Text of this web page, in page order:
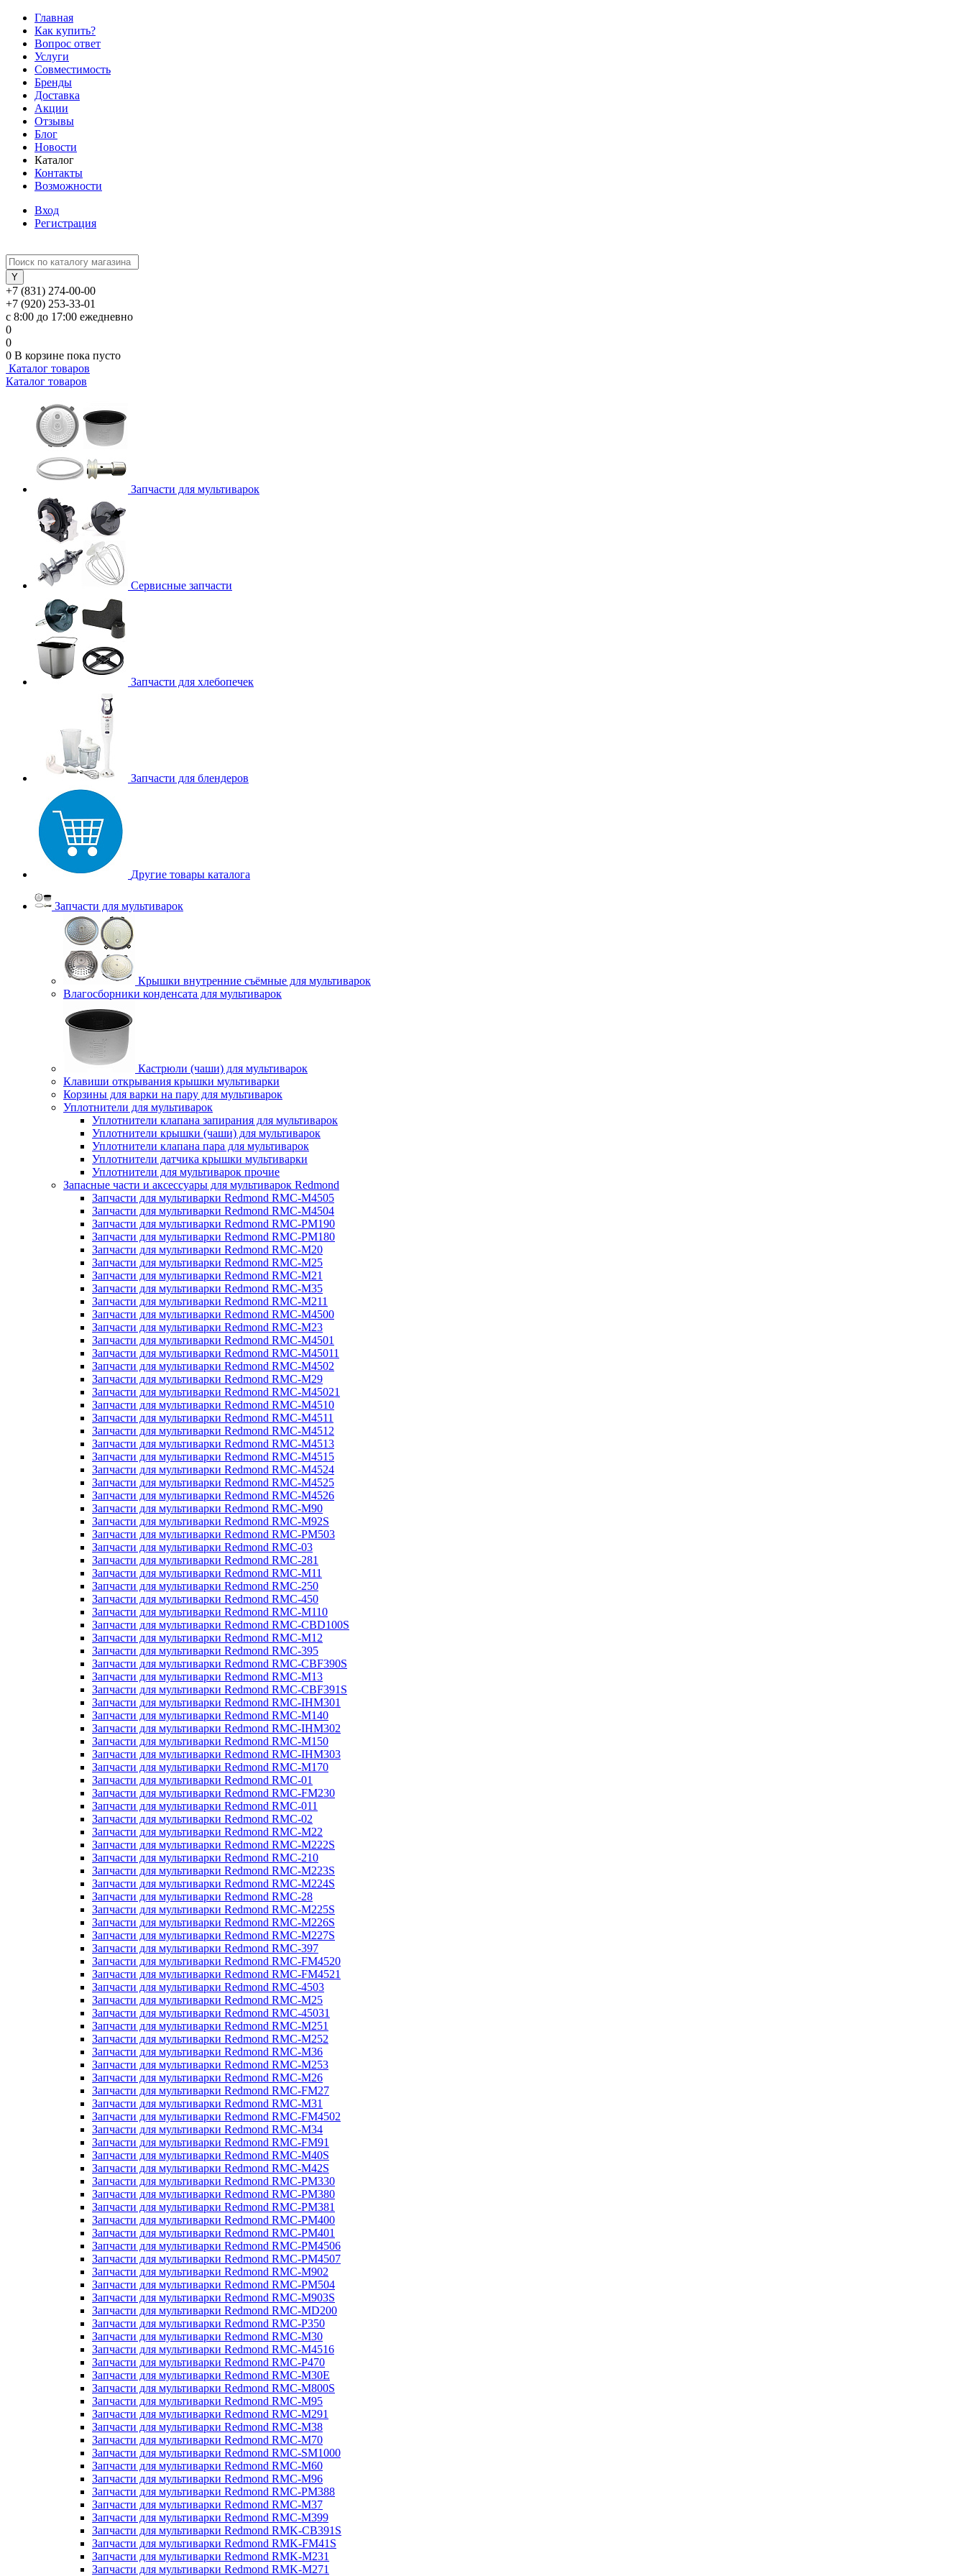
Главная
Как купить?
Вопрос ответ
Услуги
Совместимость
Бренды
Доставка
Акции
Отзывы
Блог
Новости
Каталог
Контакты
Возможности
Вход
Регистрация
+7 (831) 274-00-00
+7 (920) 253-33-01
с 8:00 до 17:00 ежедневно
0
0
0 В корзине пока пусто
Каталог товаров
Каталог товаров
Запчасти для мультиварок
Сервисные запчасти
Запчасти для хлебопечек
Запчасти для блендеров
Другие товары каталога
Запчасти для мультиварок
Крышки внутренние съёмные для мультиварок
Влагосборники конденсата для мультиварок
Кастрюли (чаши) для мультиварок
Клавиши открывания крышки мультиварки
Корзины для варки на пару для мультиварок
Уплотнители для мультиварок
Уплотнители клапана запирания для мультиварок
Уплотнители крышки (чаши) для мультиварок
Уплотнители клапана пара для мультиварок
Уплотнители датчика крышки мультиварки
Уплотнители для мультиварок прочие
Запасные части и аксессуары для мультиварок Redmond
Запчасти для мультиварки Redmond RMC-M4505
Запчасти для мультиварки Redmond RMC-M4504
Запчасти для мультиварки Redmond RMC-PM190
Запчасти для мультиварки Redmond RMC-PM180
Запчасти для мультиварки Redmond RMC-M20
Запчасти для мультиварки Redmond RMC-M25
Запчасти для мультиварки Redmond RMC-M21
Запчасти для мультиварки Redmond RMC-M35
Запчасти для мультиварки Redmond RMC-M211
Запчасти для мультиварки Redmond RMC-M4500
Запчасти для мультиварки Redmond RMC-M23
Запчасти для мультиварки Redmond RMC-M4501
Запчасти для мультиварки Redmond RMC-M45011
Запчасти для мультиварки Redmond RMC-M4502
Запчасти для мультиварки Redmond RMC-M29
Запчасти для мультиварки Redmond RMC-M45021
Запчасти для мультиварки Redmond RMC-M4510
Запчасти для мультиварки Redmond RMC-M4511
Запчасти для мультиварки Redmond RMC-M4512
Запчасти для мультиварки Redmond RMC-M4513
Запчасти для мультиварки Redmond RMC-M4515
Запчасти для мультиварки Redmond RMC-M4524
Запчасти для мультиварки Redmond RMC-M4525
Запчасти для мультиварки Redmond RMC-M4526
Запчасти для мультиварки Redmond RMC-M90
Запчасти для мультиварки Redmond RMC-M92S
Запчасти для мультиварки Redmond RMC-PM503
Запчасти для мультиварки Redmond RMC-03
Запчасти для мультиварки Redmond RMC-281
Запчасти для мультиварки Redmond RMC-M11
Запчасти для мультиварки Redmond RMC-250
Запчасти для мультиварки Redmond RMC-450
Запчасти для мультиварки Redmond RMC-M110
Запчасти для мультиварки Redmond RMC-CBD100S
Запчасти для мультиварки Redmond RMC-M12
Запчасти для мультиварки Redmond RMC-395
Запчасти для мультиварки Redmond RMC-CBF390S
Запчасти для мультиварки Redmond RMC-M13
Запчасти для мультиварки Redmond RMC-CBF391S
Запчасти для мультиварки Redmond RMC-IHM301
Запчасти для мультиварки Redmond RMC-M140
Запчасти для мультиварки Redmond RMC-IHM302
Запчасти для мультиварки Redmond RMC-M150
Запчасти для мультиварки Redmond RMC-IHM303
Запчасти для мультиварки Redmond RMC-M170
Запчасти для мультиварки Redmond RMC-01
Запчасти для мультиварки Redmond RMC-FM230
Запчасти для мультиварки Redmond RMC-011
Запчасти для мультиварки Redmond RMC-02
Запчасти для мультиварки Redmond RMC-M22
Запчасти для мультиварки Redmond RMC-M222S
Запчасти для мультиварки Redmond RMC-210
Запчасти для мультиварки Redmond RMC-M223S
Запчасти для мультиварки Redmond RMC-M224S
Запчасти для мультиварки Redmond RMC-28
Запчасти для мультиварки Redmond RMC-M225S
Запчасти для мультиварки Redmond RMC-M226S
Запчасти для мультиварки Redmond RMC-M227S
Запчасти для мультиварки Redmond RMC-397
Запчасти для мультиварки Redmond RMC-FM4520
Запчасти для мультиварки Redmond RMC-FM4521
Запчасти для мультиварки Redmond RMC-4503
Запчасти для мультиварки Redmond RMC-M25
Запчасти для мультиварки Redmond RMC-45031
Запчасти для мультиварки Redmond RMC-M251
Запчасти для мультиварки Redmond RMC-M252
Запчасти для мультиварки Redmond RMC-M36
Запчасти для мультиварки Redmond RMC-M253
Запчасти для мультиварки Redmond RMC-M26
Запчасти для мультиварки Redmond RMC-FM27
Запчасти для мультиварки Redmond RMC-M31
Запчасти для мультиварки Redmond RMC-FM4502
Запчасти для мультиварки Redmond RMC-M34
Запчасти для мультиварки Redmond RMC-FM91
Запчасти для мультиварки Redmond RMC-M40S
Запчасти для мультиварки Redmond RMC-M42S
Запчасти для мультиварки Redmond RMC-PM330
Запчасти для мультиварки Redmond RMC-PM380
Запчасти для мультиварки Redmond RMC-PM381
Запчасти для мультиварки Redmond RMC-PM400
Запчасти для мультиварки Redmond RMC-PM401
Запчасти для мультиварки Redmond RMC-PM4506
Запчасти для мультиварки Redmond RMC-PM4507
Запчасти для мультиварки Redmond RMC-M902
Запчасти для мультиварки Redmond RMC-PM504
Запчасти для мультиварки Redmond RMC-M903S
Запчасти для мультиварки Redmond RMC-MD200
Запчасти для мультиварки Redmond RMC-P350
Запчасти для мультиварки Redmond RMC-M30
Запчасти для мультиварки Redmond RMC-M4516
Запчасти для мультиварки Redmond RMC-P470
Запчасти для мультиварки Redmond RMC-M30E
Запчасти для мультиварки Redmond RMC-M800S
Запчасти для мультиварки Redmond RMC-M95
Запчасти для мультиварки Redmond RMC-M291
Запчасти для мультиварки Redmond RMC-M38
Запчасти для мультиварки Redmond RMC-M70
Запчасти для мультиварки Redmond RMC-SM1000
Запчасти для мультиварки Redmond RMC-M60
Запчасти для мультиварки Redmond RMC-M96
Запчасти для мультиварки Redmond RMC-PM388
Запчасти для мультиварки Redmond RMC-M37
Запчасти для мультиварки Redmond RMC-M399
Запчасти для мультиварки Redmond RMK-CB391S
Запчасти для мультиварки Redmond RMK-FM41S
Запчасти для мультиварки Redmond RMK-M231
Запчасти для мультиварки Redmond RMK-M271